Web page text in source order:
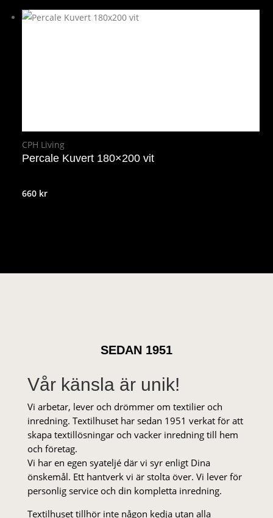
var:
är:
CPH Living
Percale Kuvert 180×200 vit
660 kr
SEDAN 1951
Vår känsla är unik!
Vi arbetar, lever och drömmer om textilier och
inredning. Textilhuset har sedan 1951 verkat för att
skapa textillösningar och vacker inredning till hem
och företag.
Vi har en egen syateljé där vi syr enligt Dina
önskemål. Ett hantverk vi är stolta över. Vi lever för
personlig service och din kompletta inredning.
Textilhuset tillhör inte någon kedja utan alla